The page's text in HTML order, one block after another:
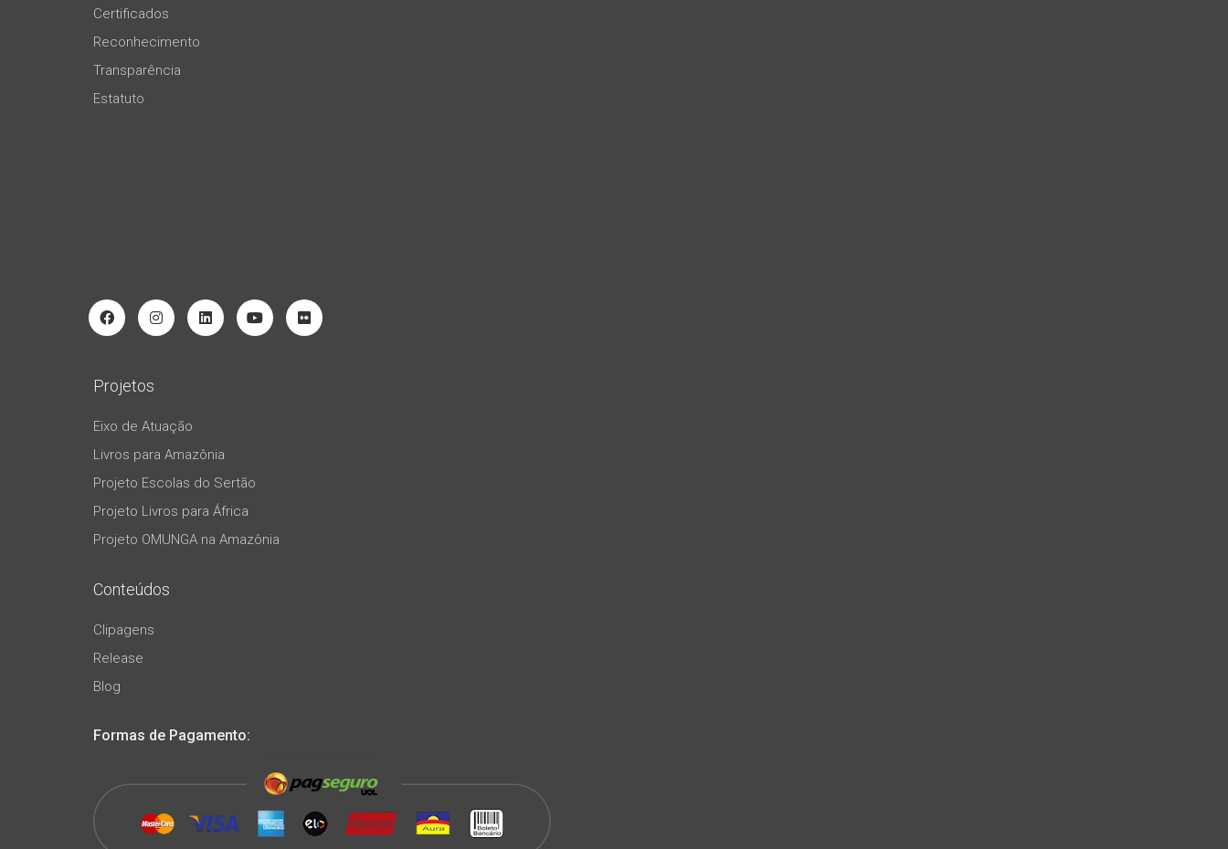
Certificados
Reconhecimento
Transparência
Estatuto
Projetos
Eixo de Atuação
Livros para Amazônia
Projeto Escolas do Sertão
Projeto Livros para África
Projeto OMUNGA na Amazônia
Conteúdos
Clipagens
Release
Blog
Formas de Pagamento: